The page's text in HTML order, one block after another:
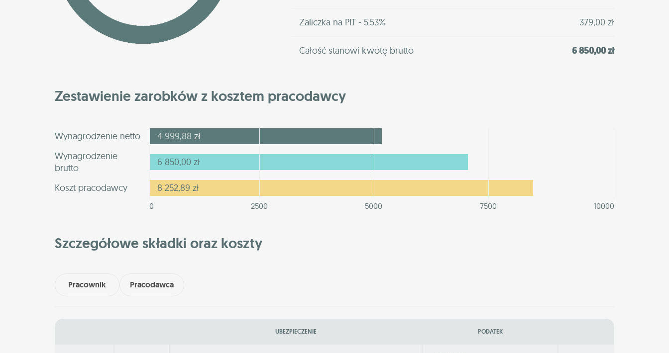
Zaliczka na PIT - 5.53% 379,00 zł
Całość stanowi kwotę brutto 6 850,00 zł
Zestawienie zarobków z kosztem pracodawcy
Wynagrodzenie netto 4 999,88 zł
Wynagrodzenie
brutto
6 850,00 zł
Koszt pracodawcy 8 252,89 zł
0 2500 5000 7500 10000
Szczegółowe składki oraz koszty
Pracownik Pracodawca
UBEZPIECZENIE PODATEK